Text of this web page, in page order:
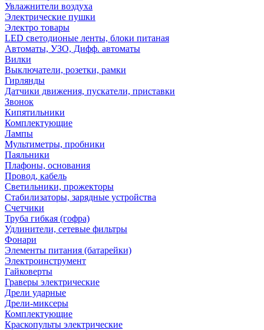
Увлажнители воздуха
Электрические пушки
Электро товары
LED светодионые ленты, блоки питаная
Автоматы, УЗО, Дифф. автоматы
Вилки
Выключатели, розетки, рамки
Гирлянды
Датчики движения, пускатели, приставки
Звонок
Кипятильники
Комплектующие
Лампы
Мультиметры, пробники
Паяльники
Плафоны, основания
Провод, кабель
Светильники, прожекторы
Стабилизаторы, зарядные устройства
Счетчики
Труба гибкая (гофра)
Удлинители, сетевые фильтры
Фонари
Элементы питания (батарейки)
Электроинструмент
Гайковерты
Граверы электрические
Дрели ударные
Дрели-миксеры
Комплектующие
Краскопульты электрические